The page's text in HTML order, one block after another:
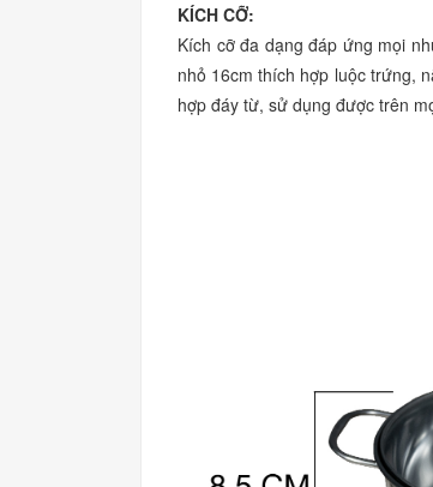
KÍCH CỠ:
Kích cỡ đa dạng đáp ứng mọi
nhỏ 16cm thích hợp luộc trứng,
hợp đáy từ, sử dụng được trên